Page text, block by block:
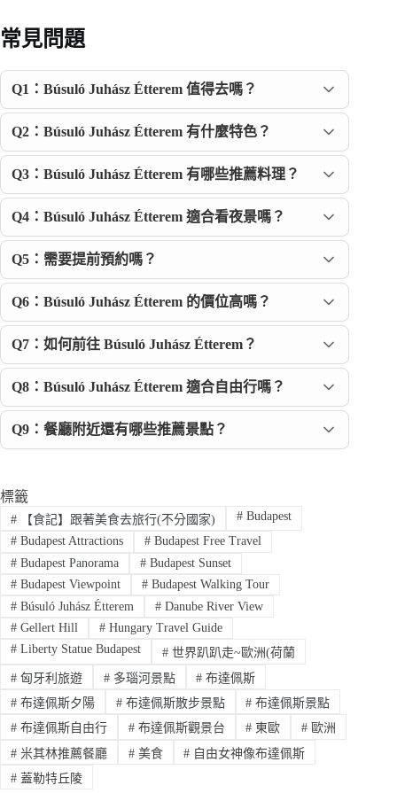
常見問題
Q1：Búsuló Juhász Étterem 值得去嗎？
Q2：Búsuló Juhász Étterem 有什麼特色？
Q3：Búsuló Juhász Étterem 有哪些推薦料理？
Q4：Búsuló Juhász Étterem 適合看夜景嗎？
Q5：需要提前預約嗎？
Q6：Búsuló Juhász Étterem 的價位高嗎？
Q7：如何前往 Búsuló Juhász Étterem？
Q8：Búsuló Juhász Étterem 適合自由行嗎？
Q9：餐廳附近還有哪些推薦景點？
標籤
#【食記】跟著美食去旅行(不分國家) #Budapest
#Budapest Attractions #Budapest Free Travel
#Budapest Panorama #Budapest Sunset
#Budapest Viewpoint #Budapest Walking Tour
#Búsuló Juhász Étterem #Danube River View
#Gellert Hill #Hungary Travel Guide
#Liberty Statue Budapest #世界趴趴走~歐洲(荷蘭
#匈牙利旅遊 #多瑙河景點 # 布達佩斯
#布達佩斯夕陽 #布達佩斯散步景點 # 布達佩斯景點
#布達佩斯自由行 #布達佩斯觀景台 # 東歐 # 歐洲
#米其林推薦餐廳 #美食 # 自由女神像布達佩斯
#蓋勒特丘陵